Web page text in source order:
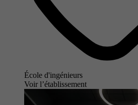
École d'ingénieurs
Voir l’établissement